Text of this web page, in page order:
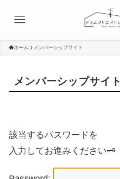
ホーム メンバーシップサイト
メンバーシップサイト
該当するパスワードを
入力してお進みください🗝️